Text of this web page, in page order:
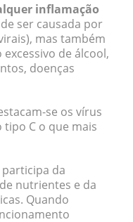
inflamação
ser causada por
mas também
de álcool,
doenças
se os vírus
tipo C o que mais
da
nutrientes e da
Quando